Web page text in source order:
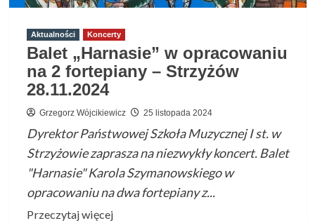
Aktualności Koncerty
Balet „Harnasie” w opracowaniu
na 2 fortepiany – Strzyżów
28.11.2024
Grzegorz Wójcikiewicz 25 listopada 2024
Dyrektor Państwowej Szkoła Muzycznej I st. w
Strzyżowie zaprasza na niezwykły koncert. Balet
"Harnasie" Karola Szymanowskiego w
opracowaniu na dwa fortepiany z...
Przeczytaj więcejPrzeczytaj